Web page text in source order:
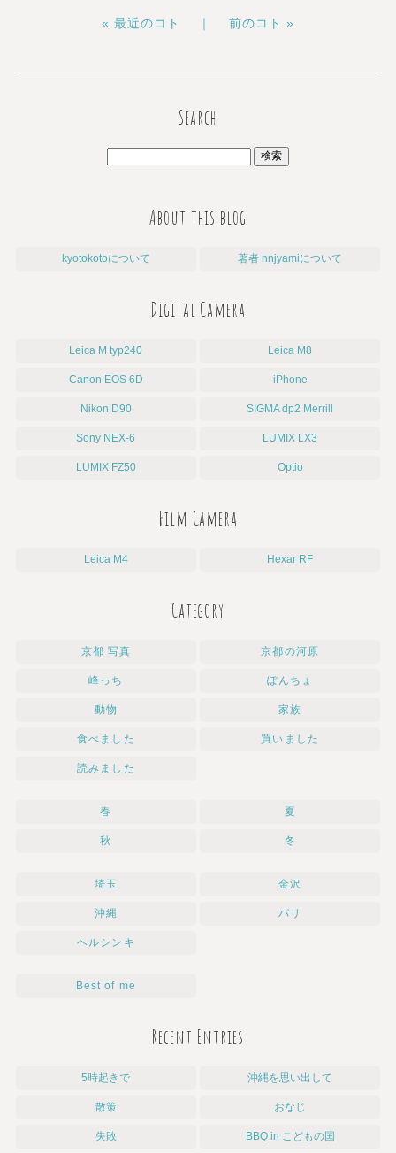
« 最近のコト ｜ 前のコト »
Search
About this blog
kyotokotoについて 著者 nnjyamiについて
Digital Camera
Leica M typ240 Leica M8
Canon EOS 6D iPhone
Nikon D90 SIGMA dp2 Merrill
Sony NEX-6 LUMIX LX3
LUMIX FZ50 Optio
Film Camera
Leica M4 Hexar RF
Category
京都 写真 京都の河原
峰っち ぽんちょ
動物 家族
食べました 買いました
読みました
春 夏
秋 冬
埼玉 金沢
沖縄 パリ
ヘルシンキ
Best of me
Recent Entries
5時起きで 沖縄を思い出して
散策 おなじ
失敗 BBQ in こどもの国